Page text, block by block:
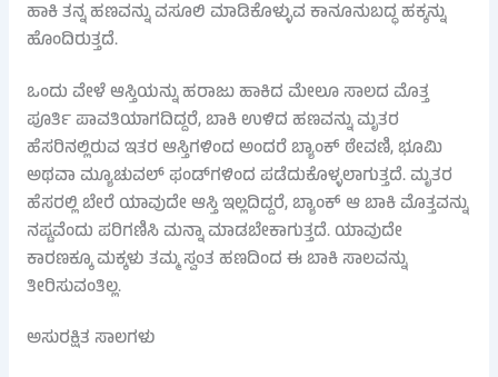
ಹಾಕಿ ತನ್ನ ಹಣವನ್ನು ವಸೂಲಿ ಮಾಡಿಕೊಳ್ಳುವ ಕಾನೂನುಬದ್ಧ ಹಕ್ಕನ್ನು
ಹೊಂದಿರುತ್ತದೆ.
ಒಂದು ವೇಳೆ ಆಸ್ತಿಯನ್ನು ಹರಾಜು ಹಾಕಿದ ಮೇಲೂ ಸಾಲದ ಮೊತ್ತ
ಪೂರ್ತಿ ಪಾವತಿಯಾಗದಿದ್ದರೆ, ಬಾಕಿ ಉಳಿದ ಹಣವನ್ನು ಮೃತರ
ಹೆಸರಿನಲ್ಲಿರುವ ಇತರ ಆಸ್ತಿಗಳಿಂದ ಅಂದರೆ ಬ್ಯಾಂಕ್ ಠೇವಣಿ, ಭೂಮಿ
ಅಥವಾ ಮ್ಯೂಚುವಲ್ ಫಂಡ್‌ಗಳಿಂದ ಪಡೆದುಕೊಳ್ಳಲಾಗುತ್ತದೆ. ಮೃತರ
ಹೆಸರಲ್ಲಿ ಬೇರೆ ಯಾವುದೇ ಆಸ್ತಿ ಇಲ್ಲದಿದ್ದರೆ, ಬ್ಯಾಂಕ್ ಆ ಬಾಕಿ ಮೊತ್ತವನ್ನು
ನಷ್ಟವೆಂದು ಪರಿಗಣಿಸಿ ಮನ್ನಾ ಮಾಡಬೇಕಾಗುತ್ತದೆ. ಯಾವುದೇ
ಕಾರಣಕ್ಕೂ ಮಕ್ಕಳು ತಮ್ಮ ಸ್ವಂತ ಹಣದಿಂದ ಈ ಬಾಕಿ ಸಾಲವನ್ನು
ತೀರಿಸುವಂತಿಲ್ಲ.
ಅಸುರಕ್ಷಿತ ಸಾಲಗಳು